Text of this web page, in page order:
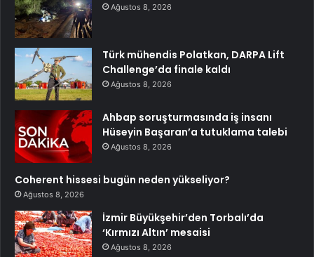
Ağustos 8, 2026
Türk mühendis Polatkan, DARPA Lift
Challenge’da finale kaldı
Ağustos 8, 2026
Ahbap soruşturmasında iş insanı
Hüseyin Başaran’a tutuklama talebi
Ağustos 8, 2026
Coherent hissesi bugün neden yükseliyor?
Ağustos 8, 2026
İzmir Büyükşehir’den Torbalı’da
‘Kırmızı Altın’ mesaisi
Ağustos 8, 2026